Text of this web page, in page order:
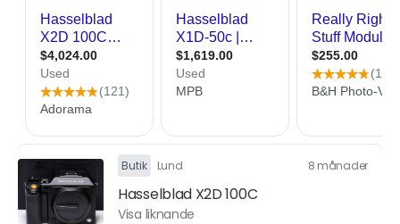
Butik Lund 8 månader
Hasselblad X2D 100C
Visa liknande